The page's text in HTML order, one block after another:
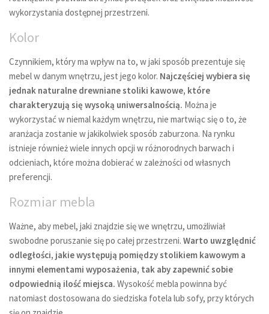
wykorzystania dostępnej przestrzeni.
Kolor
Czynnikiem, który ma wpływ na to, w jaki sposób prezentuje się
mebel w danym wnętrzu, jest jego kolor. Najczęściej wybiera się
jednak naturalne drewniane stoliki kawowe, które
charakteryzują się wysoką uniwersalnością. Można je
wykorzystać w niemal każdym wnętrzu, nie martwiąc się o to, że
aranżacja zostanie w jakikolwiek sposób zaburzona. Na rynku
istnieje również wiele innych opcji w różnorodnych barwach i
odcieniach, które można dobierać w zależności od własnych
preferencji.
Rozmiar mebla
Ważne, aby mebel, jaki znajdzie się we wnętrzu, umożliwiał
swobodne poruszanie się po całej przestrzeni. Warto uwzględnić
odległości, jakie występują pomiędzy stolikiem kawowym a
innymi elementami wyposażenia, tak aby zapewnić sobie
odpowiednią ilość miejsca. Wysokość mebla powinna być
natomiast dostosowana do siedziska fotela lub sofy, przy których